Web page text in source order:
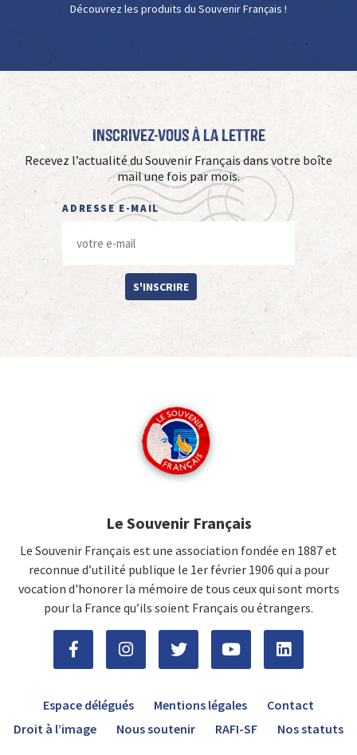
Découvrez les produits du Souvenir Français !
Inscrivez-vous à La Lettre
Recevez l’actualité du Souvenir Français dans votre boîte
mail une fois par mois.
ADRESSE E-MAIL
S'INSCRIRE
Le Souvenir Français
Le Souvenir Français est une association fondée en 1887 et
reconnue d’utilité publique le 1er février 1906 qui a pour
vocation d'honorer la mémoire de tous ceux qui sont morts
pour la France qu’ils soient Français ou étrangers.
Espace délégués Mentions légales
Contact
Droit à l’image
Nous soutenir RAFI-SF Nos statuts